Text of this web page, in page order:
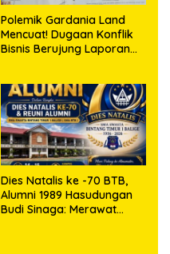
Polemik Gardania Land
Mencuat! Dugaan Konflik
Bisnis Berujung Laporan
Dies Natalis ke -70 BTB,
Alumni 1989 Hasudungan
Budi Sinaga: Merawat